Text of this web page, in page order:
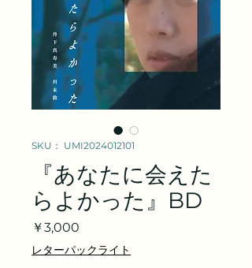
SKU： UMI2024012101
『あなたに会えた
らよかった』BD
￥3,000
レターパックライト